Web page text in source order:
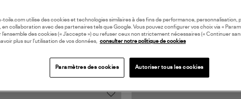
VUS
toile.com utilise des cookies et technologies similaires à des fins de performance, personnalisation,
en collaboration avec des partenaires tels que Google. Vous pouvez configurer vos choix via «
des cookies (« J’accepte ») ou refuser ceux non strictement nécessaires (« Continuer
plus sur l’utilisation de vos données,
consulter notre politique de cookies
Paramètres des cookies Autoriser tous les cookies